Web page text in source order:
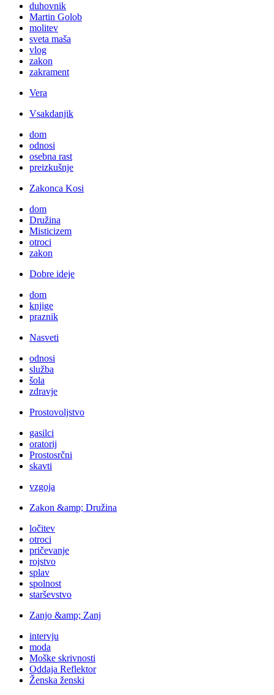
duhovnik
Martin Golob
molitev
sveta maša
vlog
zakon
zakrament
Vera
Vsakdanjik
dom
odnosi
osebna rast
preizkušnje
Zakonca Kosi
dom
Družina
Misticizem
otroci
zakon
Dobre ideje
dom
knjige
praznik
Nasveti
odnosi
služba
šola
zdravje
Prostovoljstvo
gasilci
oratorij
Prostosrčni
skavti
vzgoja
Zakon &amp; Družina
ločitev
otroci
pričevanje
rojstvo
splav
spolnost
starševstvo
Zanjo &amp; Zanj
intervju
moda
Moške skrivnosti
Oddaja Reflektor
Ženska ženski